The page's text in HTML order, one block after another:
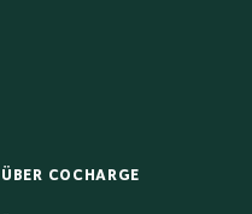
ÜBER COCHARGE